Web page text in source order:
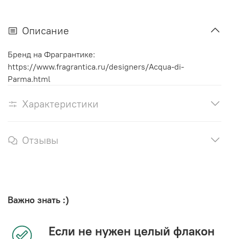
Описание
Бренд на Фрагрантике:
https://www.fragrantica.ru/designers/Acqua-di-
Parma.html
Характеристики
Отзывы
Важно знать :)
Если не нужен целый флакон